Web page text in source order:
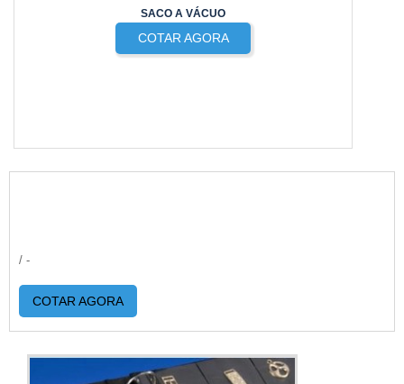
SACO A VÁCUO
COTAR AGORA
/ -
COTAR AGORA